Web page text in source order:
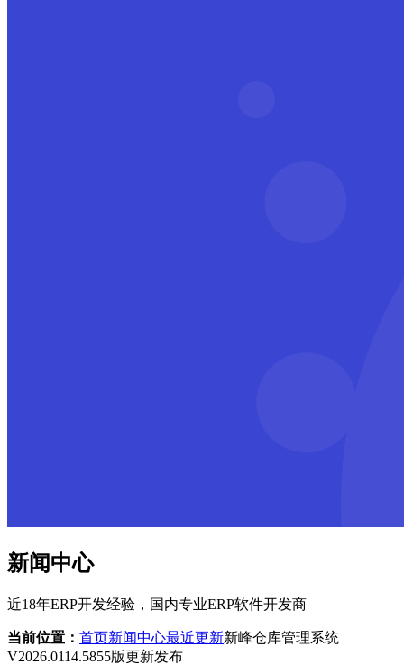
新闻中心
近18年ERP开发经验，国内专业ERP软件开发商
当前位置： 首页新闻中心最近更新新峰仓库管理系统
V2026.0114.5855版更新发布